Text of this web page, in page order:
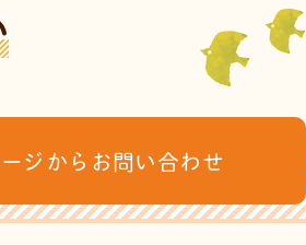
ジからお問い合わせ